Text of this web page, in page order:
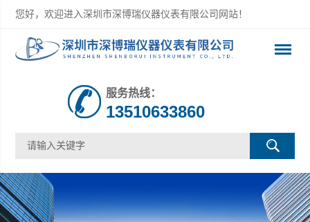
您好，欢迎进入深圳市深博瑞仪器仪表有限公司网站！
服务热线：
13510633860